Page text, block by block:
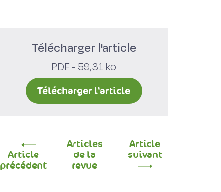
Télécharger l'article
PDF - 59,31 ko
Télécharger l'article
Article
précédent
Articles
de la
revue
Article
suivant